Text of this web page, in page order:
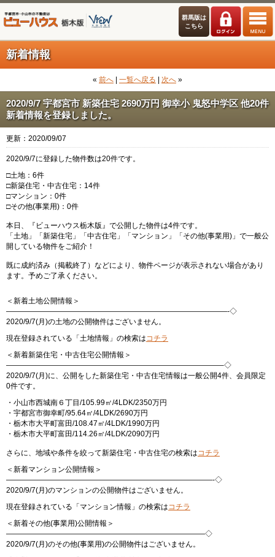
群馬版は
こちら
新着情報
« 前へ 一覧へ戻る 次へ »
2020/9/7 宇都宮市 新築住宅 2690万円 御幸小 鬼怒中学区 他20件
新着情報を登録しました。
更新：2020/09/07
2020/9/7に登録した物件数は20件です。
□土地：6件
□新築住宅・中古住宅：14件
□マンション：0件
□その他(事業用)：0件
本日、『ビューハウス栃木版』で公開した物件は4件です。
「土地」「新築住宅」「中古住宅」「マンション」「その他(事業用)」で一般公
開している物件をご紹介！
既に成約済み（掲載終了）などにより、物件ページが表示されない場合があり
ます。予めご了承ください。
＜新着土地公開情報＞
——————————————————————————————-◇
2020/9/7(月)の土地の公開物件はございません。
現在登録されている「土地情報」の検索はコチラ
＜新着新築住宅・中古住宅公開情報＞
—————————————————————————————–◇
2020/9/7(月)に、公開をした新築住宅・中古住宅情報は一般公開4件、会員限定
0件です。
・小山市西城南６丁目/105.99㎡/4LDK/2350万円
・宇都宮市御幸町/95.64㎡/4LDK/2690万円
・栃木市大平町富田/108.47㎡/4LDK/1990万円
・栃木市大平町富田/114.26㎡/4LDK/2090万円
さらに、地域や条件を絞って新築住宅・中古住宅の検索はコチラ
＜新着マンション公開情報＞
————————————————————————————-◇
2020/9/7(月)のマンションの公開物件はございません。
現在登録されている「マンション情報」の検索はコチラ
＜新着その他(事業用)公開情報＞
———————————————————————————◇
2020/9/7(月)のその他(事業用)の公開物件はございません。